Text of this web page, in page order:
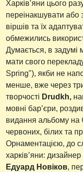
Харків’яни цього
переінакшувати або
віршів та їх
обмежились
Думається, в задумі
мати свого
Spring"), якби не
менше, вже через три
творчості Drudkh,
мовні бар’єри,
видання альбому на
червоних, білих та
Орнаментацією, до
харків’яни: дизайнер
Едуард Новіков,